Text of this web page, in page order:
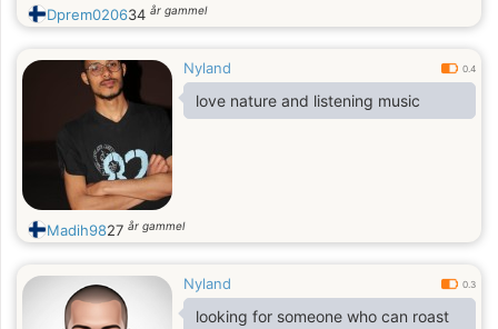
Dprem020634 år gammel
Nyland 0.4
love nature and listening music
Madih9827 år gammel
Nyland 0.3
looking for someone who can roast